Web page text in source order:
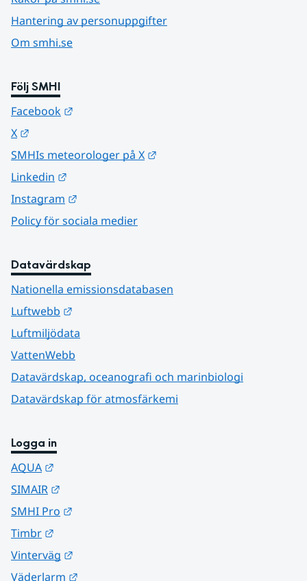
Hantering av personuppgifter
Om smhi.se
Följ SMHI
Facebook
X
SMHIs meteorologer på X
Linkedin
Instagram
Policy för sociala medier
Datavärdskap
Nationella emissionsdatabasen
Luftwebb
Luftmiljödata
VattenWebb
Datavärdskap, oceanografi och marinbiologi
Datavärdskap för atmosfärkemi
Logga in
AQUA
SIMAIR
SMHI Pro
Timbr
Vinterväg
Väderlarm